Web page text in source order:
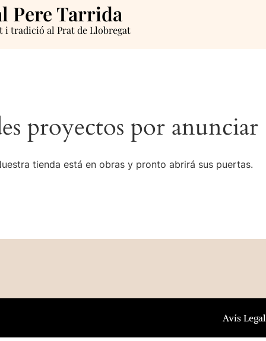
Pere Tarrida
i tradició al Prat de Llobregat
proyectos por anunciar
tienda está en obras y pronto abrirá sus puertas.
Avís Legal